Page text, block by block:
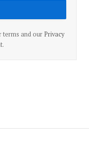
terms and our Privacy